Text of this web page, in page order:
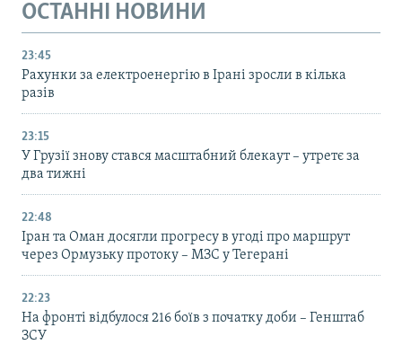
ОСТАННІ НОВИНИ
23:45
Рахунки за електроенергію в Ірані зросли в кілька
разів
23:15
У Грузії знову стався масштабний блекаут – утретє за
два тижні
22:48
Іран та Оман досягли прогресу в угоді про маршрут
через Ормузьку протоку – МЗС у Тегерані
22:23
На фронті відбулося 216 боїв з початку доби – Генштаб
ЗСУ